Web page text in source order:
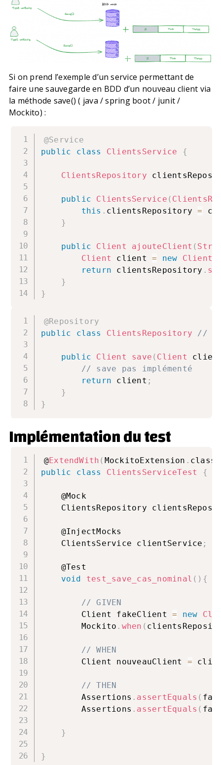
Si on prend l’exemple d’un service permettant de
faire une sauvegarde en BDD d’un nouveau client via
la méthode save() ( java / spring boot / junit /
Mockito) :
@Service
public
class ClientsService {
ClientsRepository
public ClientsService (
this . clientsRepository =
}
public Client ajouteClient (
Client
client = new Client
return clientsRepository .
}
}
@Repository
public
class ClientsRepository //
public Client save ( Client
// save pas implémenté
return client ;
}
}
Implémentation du test
@ExtendWith ( MockitoExtension . class
public
class ClientsServiceTest {
    @Mock
ClientsRepository
    @InjectMocks
    ClientsService clientService
;
    @Test
void
test_save_cas_nominal ( ) {
// GIVEN
        Client fakeClient
= new
        Mockito
. when (
// WHEN
        Client nouveauClient
=
// THEN
        Assertions
. assertEquals (
        Assertions
. assertEquals (
}
}